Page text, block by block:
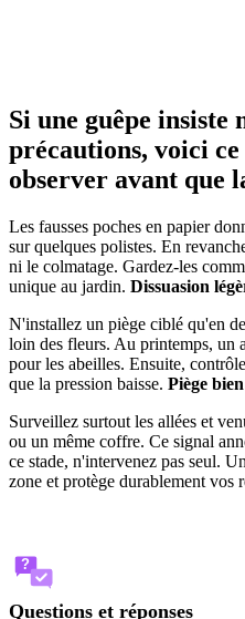
Si une guêpe insiste
précautions, voici
observer avant que
Les fausses poches en papier
sur quelques polistes. En
ni le colmatage. Gardez-les
unique au jardin. Dissuasion
N'installez un piège ciblé qu'en
loin des fleurs. Au printemps, un
pour les abeilles. Ensuite,
que la pression baisse. Piège
Surveillez surtout les allées et
ou un même coffre. Ce signal
ce stade, n'intervenez pas seul.
zone et protège durablement vos
?
Questions et réponses